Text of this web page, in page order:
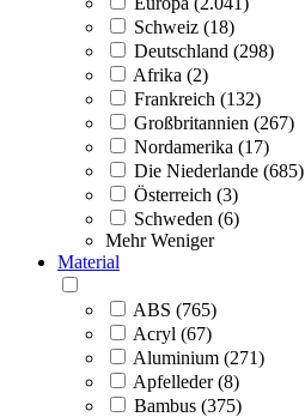
Schweiz (18)
Deutschland (298)
Afrika (2)
Frankreich (132)
Großbritannien (267)
Nordamerika (17)
Die Niederlande (685)
Österreich (3)
Schweden (6)
Mehr Weniger
Material
ABS (765)
Acryl (67)
Aluminium (271)
Apfelleder (8)
Bambus (375)